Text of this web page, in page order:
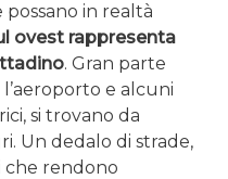
possano in realtà
ovest rappresenta
. Gran parte
e alcuni
si trovano da
Un dedalo di strade,
che rendono